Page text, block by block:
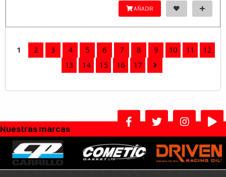
AÑADIR
1 2 3 4 5 6 7 8 9 10 11
12
13
14 15 16 17
Nuestras marcas